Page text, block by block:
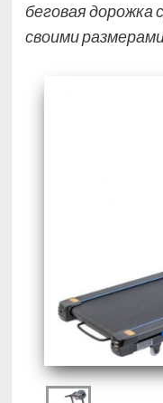
беговая дорожка
своими